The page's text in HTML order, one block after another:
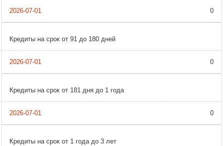
0
Кредиты на срок от 91 до 180 дней
0
Кредиты на срок от 181 дня до 1 года
0
Кредиты на срок от 1 года до 3 лет